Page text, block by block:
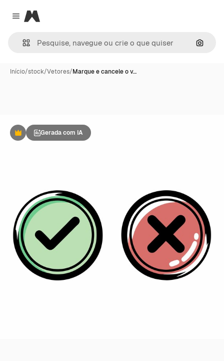
Close menu
Magnific
Início/stock/Vetores/Marque e cancele o v…
PremiumGerada com IA